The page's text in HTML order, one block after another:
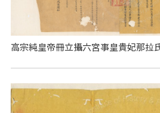
高宗純皇帝冊立攝六宮事皇貴妃那拉